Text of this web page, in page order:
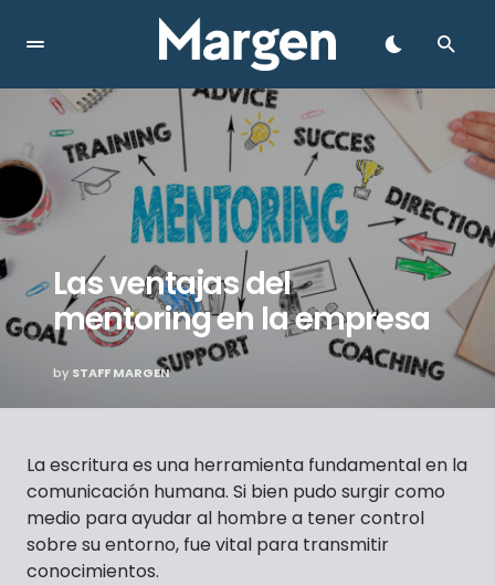
Las ventajas del
mentoring en la empresa
by STAFF MARGEN
La escritura es una herramienta fundamental en la
comunicación humana. Si bien pudo surgir como
medio para ayudar al hombre a tener control
sobre su entorno, fue vital para transmitir
conocimientos.